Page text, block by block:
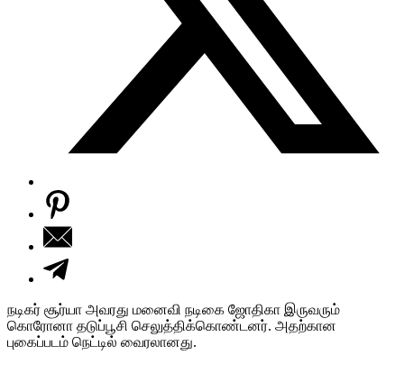
நடிகர் சூர்யா அவரது மனைவி நடிகை ஜோதிகா இருவரும்
கொரோனா தடுப்பூசி செலுத்திக்கொண்டனர். அதற்கான
புகைப்படம் நெட்டில் வைரலானது.